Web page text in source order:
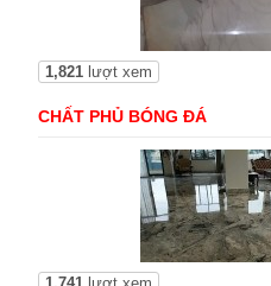
1,821lượt xem
CHẤT PHỦ BÓNG ĐÁ